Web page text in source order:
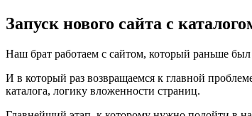
Запуск нового сайта с
Наш брат работаем с сайтом, который раньше был
И в который раз возвращаемся к главной
каталога, логику вложенности страниц.